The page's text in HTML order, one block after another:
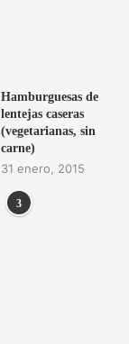
Hamburguesas de
lentejas caseras
(vegetarianas, sin
carne)
31 enero, 2015
3